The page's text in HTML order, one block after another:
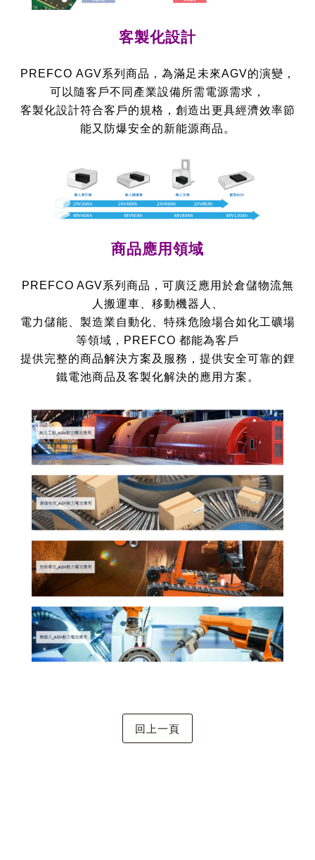
客製化設計
PREFCO AGV系列商品，為滿足未來AGV的演變，
可以隨客戶不同產業設備所需電源需求，
客製化設計符合客戶的規格，創造出更具經濟效率節
能又防爆安全的新能源商品。
商品應用領域
PREFCO AGV系列商品，可廣泛應用於倉儲物流無
人搬運車、移動機器人、
電力儲能、製造業自動化、特殊危險場合如化工礦場
等領域， PREFCO 都能為客戶
提供完整的商品解決方案及服務， 提供安全可靠的鋰
鐵電池商品及客製化解決的應用方案。